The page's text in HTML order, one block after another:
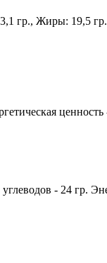
гр., Жиры: 19,5
ценность
- 24 гр.